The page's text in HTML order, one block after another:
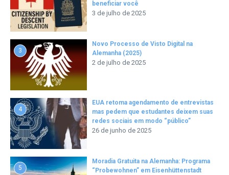
beneficiar você
3 de julho de 2025
3
Novo Processo de Visto Digital na
Alemanha (2025)
2 de julho de 2025
4
EUA retoma agendamento de entrevistas
mas pedem que estudantes deixem suas
redes sociais em modo “público”
26 de junho de 2025
5
Moradia Gratuita na Alemanha: Programa
“Probewohnen” em Eisenhüttenstadt